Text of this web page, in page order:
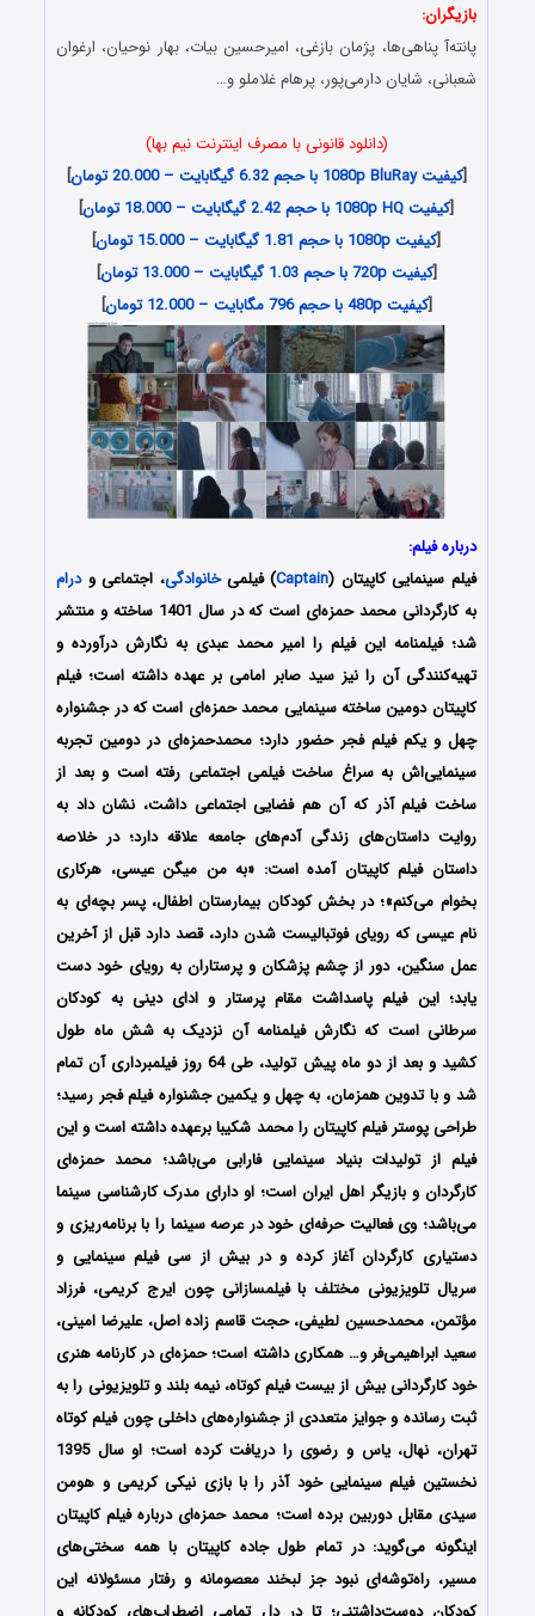
بازیگران:
پانته‌آ پناهی‌ها، پژمان بازغی، امیرحسین بیات، بهار نوحیان، ارغوان
شعبانی، شایان دارمی‌پور، پرهام غلاملو و…
(دانلود قانونی با مصرف اینترنت نیم بها)
[کیفیت 1080p BluRay با حجم 6.32 گیگابایت – 20.000 تومان
]
[کیفیت 1080p HQ با حجم 2.42 گیگابایت – 18.000 تومان
]
[کیفیت 1080p با حجم 1.81 گیگابایت – 15.000 تومان
]
[کیفیت 720p با حجم 1.03 گیگابایت – 13.000 تومان
]
[کیفیت 480p با حجم 796 مگابایت – 12.000 تومان ]
درباره فیلم:
فیلم سینمایی کاپیتان (Captain) فیلمیخانوادگی، اجتماعی ودرام
به کارگردانی محمد حمزه‌ای است که در سال 1401 ساخته و منتشر
شد؛ فیلمنامه این فیلم را امیر محمد عبدی به نگارش درآورده و
تهیه‌کنندگی آن را نیز سید صابر امامی بر عهده داشته‌‌ است؛ فیلم
کاپیتان دومین ساخته سینمایی محمد حمزه‌ای است که در جشنواره
چهل و یکم فیلم فجر حضور دارد؛ محمدحمزه‌ای در دومین تجربه
سینمایی‌اش به سراغ ساخت فیلمی اجتماعی رفته است و بعد از
ساخت فیلم آذر که آن هم فضایی اجتماعی داشت، نشان داد به
روایت داستان‌های زندگی آدم‌های جامعه علاقه دارد؛ در خلاصه
داستان فیلم کاپیتان آمده است: «به من میگن عیسی، هرکاری
بخوام می‌کنم»؛ در بخش کودکان بیمارستان اطفال، پسر بچه‌ای به
نام عیسی که رویای فوتبالیست شدن دارد، قصد دارد قبل از آخرین
عمل سنگین، دور از چشم پزشکان و پرستاران به رویای خود دست
یابد؛ این فیلم پاسداشت مقام پرستار و ادای دینی به کودکان
سرطانی است که نگارش فیلمنامه آن نزدیک به شش ماه طول
کشید و بعد از دو ماه پیش تولید، طی 64 روز فیلمبرداری آن تمام
شد و با تدوین همزمان، به چهل و یکمین جشنواره فیلم فجر رسید؛
طراحی پوستر فیلم کاپیتان را محمد شکیبا برعهده داشته است و این
فیلم از تولیدات بنیاد سینمایی فارابی می‌باشد؛ محمد حمزه‌ای
کارگردان و بازیگر اهل ایران است؛ او دارای مدرک کارشناسی سینما
می‌باشد؛ وی فعالیت حرفه‌ای خود در عرصه سینما را با برنامه‌ریزی و
دستیاری کارگردان آغاز کرده و در بیش از سی فیلم سینمایی و
سریال تلویزیونی مختلف با فیلمسازانی چون ایرج کریمی، فرزاد
مؤتمن، محمدحسین لطیفی، حجت قاسم زاده اصل، علیرضا امینی،
سعید ابراهیمی‌فر و… همکاری داشته است؛ حمزه‌ای در کارنامه هنری
خود کارگردانی بیش از بیست فیلم کوتاه، نیمه بلند و تلویزیونی را به
ثبت رسانده و جوایز متعددی از جشنواره‌های داخلی چون فیلم کوتاه
تهران، نهال، یاس و رضوی را دریافت کرده است؛ او سال 1395
نخستین فیلم سینمایی خود آذر را با بازی نیکی کریمی و هومن
سیدی مقابل دوربین برده است؛ محمد حمزه‌ای درباره فیلم کاپیتان
اینگونه می‌گوید: در تمام طول جاده کاپیتان با همه سختی‌های
مسیر، راه‌توشه‌ای نبود جز لبخند معصومانه و رفتار مسئولانه این